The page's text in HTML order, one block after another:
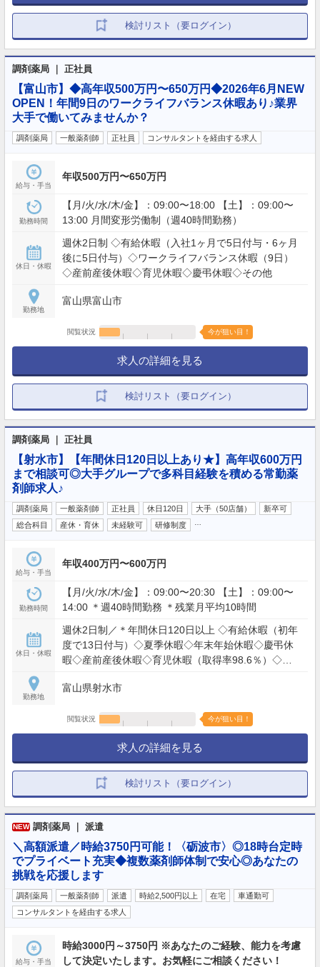
検討リスト（要ログイン）
調剤薬局 ｜ 正社員
【富山市】◆高年収500万円〜650万円◆2026年6月NEW
OPEN！年間9日のワークライフバランス休暇あり♪業界
大手で働いてみませんか？
調剤薬局 一般薬剤師 正社員 コンサルタントを経由する求人
給与・手当
年収500万円〜650万円
勤務時間
【月/火/水/木/金】：09:00〜18:00 【土】：09:00〜
13:00 月間変形労働制（週40時間勤務）
休日・休暇
週休2日制 ◇有給休暇（入社1ヶ月で5日付与・6ヶ月
後に5日付与）◇ワークライフバランス休暇（9日）
◇産前産後休暇◇育児休暇◇慶弔休暇◇その他
勤務地
富山県富山市
閲覧状況 今が狙い目！
求人の詳細を見る
検討リスト（要ログイン）
調剤薬局 ｜ 正社員
【射水市】【年間休日120日以上あり★】高年収600万円
まで相談可◎大手グループで多科目経験を積める常勤薬
剤師求人♪
調剤薬局 一般薬剤師 正社員 休日120日 大手（50店舗）
新卒可
総合科目
産休・育休 未経験可 研修制度
給与・手当
年収400万円〜600万円
勤務時間
【月/火/水/木/金】：09:00〜20:30 【土】：09:00〜
14:00 ＊週40時間勤務 ＊残業月平均10時間
休日・休暇
週休2日制／＊年間休日120日以上 ◇有給休暇（初年
度で13日付与）◇夏季休暇◇年末年始休暇◇慶弔休
暇◇産前産後休暇◇育児休暇（取得率98.6％）◇特
勤務地
富山県射水市
閲覧状況 今が狙い目！
求人の詳細を見る
検討リスト（要ログイン）
NEW 調剤薬局 ｜ 派遣
＼高額派遣／時給3750円可能！〈砺波市〉◎18時台定時
でプライベート充実◆複数薬剤師体制で安心◎あなたの
挑戦を応援します
調剤薬局 一般薬剤師 派遣 時給2,500円以上 在宅
車通勤可
コンサルタントを経由する求人
給与・手当
時給3000円～3750円 ※あなたのご経験、能力を考慮
して決定いたします。お気軽にご相談ください！